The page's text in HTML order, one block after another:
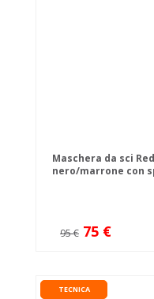
Maschera da sci
nero/marrone con
95 € 75 €
TECNICA